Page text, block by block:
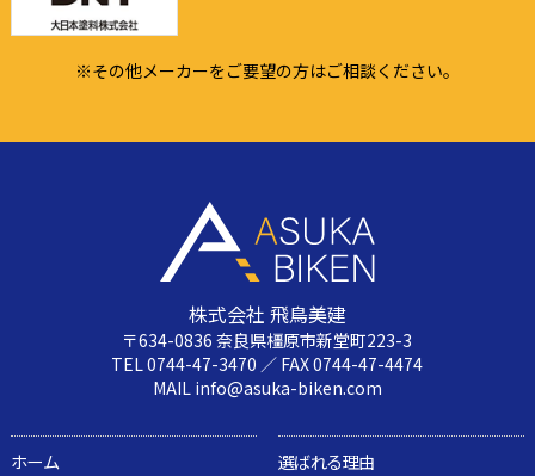
※その他メーカーをご要望の方はご相談ください。
株式会社 飛鳥美建
〒634-0836 奈良県橿原市新堂町223-3
TEL 0744-47-3470 ／ FAX 0744-47-4474
MAIL info@asuka-biken.com
ホーム
選ばれる理由